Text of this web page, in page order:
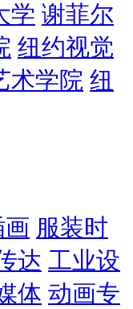
学 谢菲尔
纽约视觉
术学院 纽
服装时
达 工业设
体 动画专